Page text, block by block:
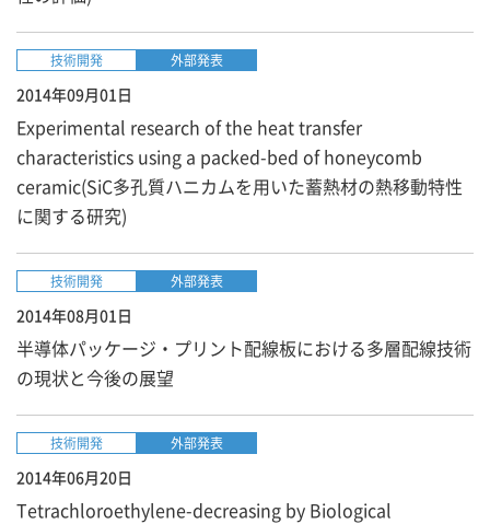
技術開発 外部発表
2014年09月01日
Experimental research of the heat transfer
characteristics using a packed-bed of honeycomb
ceramic(SiC多孔質ハニカムを用いた蓄熱材の熱移動特性
に関する研究)
技術開発 外部発表
2014年08月01日
半導体パッケージ・プリント配線板における多層配線技術
の現状と今後の展望
技術開発 外部発表
2014年06月20日
Tetrachloroethylene-decreasing by Biological